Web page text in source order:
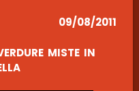
09/08/2011
MISTE IN